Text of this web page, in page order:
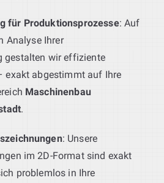
für Produktionsprozesse: Auf
Analyse Ihrer
gestalten wir effiziente
exakt abgestimmt auf Ihre
Maschinenbau
.
: Unsere
im 2D-Format sind exakt
problemlos in Ihre